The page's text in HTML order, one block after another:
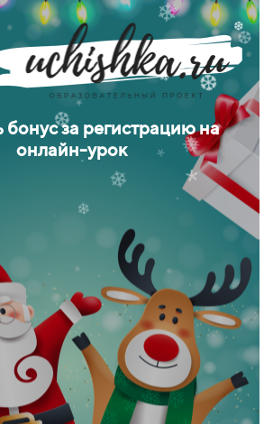
❄
❅
❄
❆❆
❆
❆ ❆
❅
*
.
❄
❄ *
*
.
❅
*
❆
*
❆
❄ ❆
❄
.
❆
❄ ❆
бонус за регистрацию на
онлайн-урок